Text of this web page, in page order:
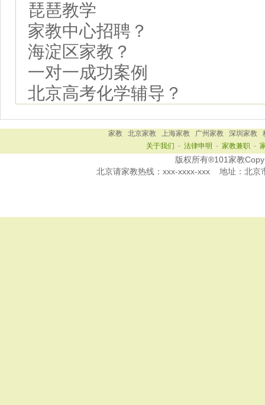
琵琶教学
家教中心招聘？
海淀区家教？
一对一成功案例
北京高考化学辅导？
家教 北京家教 上海家教 广州家教 深圳家教
关于我们 - 法律申明 - 家教兼职 -
版权所有®101家教
北京请家教热线： xxx-xxxx-xxx 地址：北京